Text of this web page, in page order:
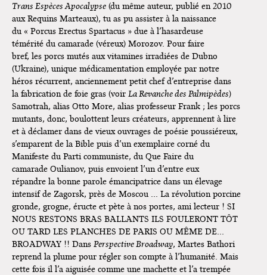
Trans Espèces Apocalypse (du même auteur, publié en 2010
aux Requins Marteaux), tu as pu assister à la naissance
du « Porcus Erectus Spartacus » due à l’hasardeuse
témérité du camarade (véreux) Morozov. Pour faire
bref, les porcs mutés aux vitamines irradiées de Dubno
(Ukraine), unique médicamentation employée par notre
héros récurrent, anciennement petit chef d’entreprise dans
la fabrication de foie gras (voir La Revanche des Palmipèdes)
Samotrah, alias Otto More, alias professeur Frank ; les porcs
mutants, donc, boulottent leurs créateurs, apprennent à lire
et à déclamer dans de vieux ouvrages de poésie poussiéreux,
s’emparent de la Bible puis d’un exemplaire corné du
Manifeste du Parti communiste, du Que Faire du
camarade Oulianov, puis envoient l’un d’entre eux
répandre la bonne parole émancipatrice dans un élevage
intensif de Zagorsk, près de Moscou … La révolution porcine
gronde, grogne, éructe et pète à nos portes, ami lecteur ! SI
NOUS RESTONS BRAS BALLANTS ILS FOULERONT TÔT
OU TARD LES PLANCHES DE PARIS OU MÊME DE…
BROADWAY !! Dans Perspective Broadway, Martes Bathori
reprend la plume pour régler son compte à l’humanité. Mais
cette fois il l’a aiguisée comme une machette et l’a trempée
Dédicace de Gwénola Carrère à
Bruxelles